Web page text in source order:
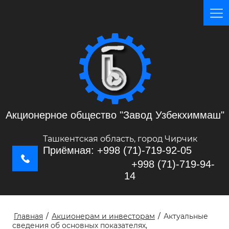
Акционерное общество "Завод Узбекхиммаш"
Ташкентская область, город Чирчик
Приёмная: +998 (71)-719-92-05
+998 (71)-719-94-
14
Главная / Акционерам и инвесторам / Актуальные
сведения об основных показателях,